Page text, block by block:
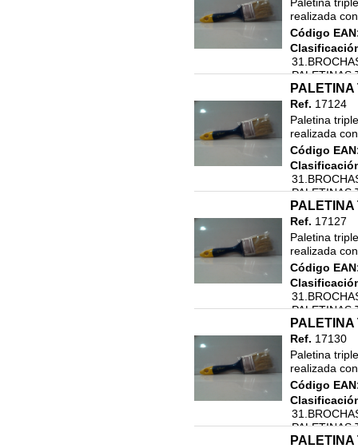
realizada
Código
PALETINAS
PALETINA
Ref. 17124
Paletina
realizada
Código
PALETINAS
PALETINA
Ref. 17127
Paletina
realizada
Código
PALETINAS
PALETINA
Ref. 17130
Paletina
realizada
Código
PALETINAS
PALETINA